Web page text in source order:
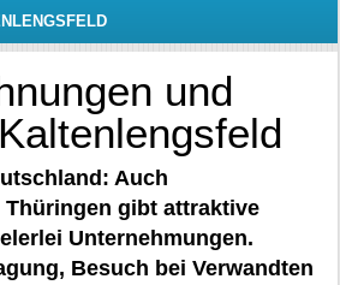
und
Auch
gibt attraktive
Unternehmungen.
Besuch bei Verwandten